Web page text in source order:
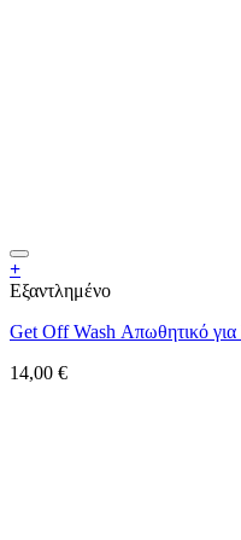
+
Εξαντλημένο
Get Off Wash Απωθητικό
14,00 €